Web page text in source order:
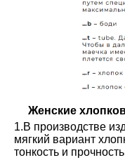
Женские
1.В производстве
мягкий вариант
тонкость и